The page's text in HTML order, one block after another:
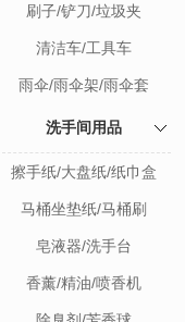
刷子/铲刀/垃圾夹
清洁车/工具车
雨伞/雨伞架/雨伞套
洗手间用品
擦手纸/大盘纸/纸巾盒
马桶坐垫纸/马桶刷
皂液器/洗手台
香薰/精油/喷香机